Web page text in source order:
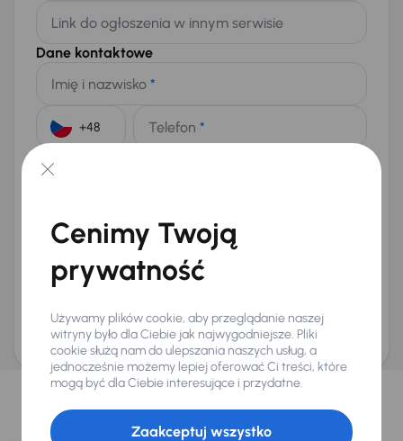
Link do ogłoszenia w innym serwisie
Dane kontaktowe
Imię i nazwisko *
Telefon *
E-mail
Na numer telefonu (opcjonalnie)
Wyślij zapytanie
ani zagwarantowaną dostępnością pojazdu. AURES Holdings a.s., z siedzibą
Dopraváků 874/15, Čimice, 184 00 Praga 8, będzie przechowywać i przetwarzać
Twoje dane osobowe zgodnie z zasadami ochrony i przetwarzaniadanych
osobowych
Wybraliśmy dla Ciebie
Wybieramy dla Ciebienajlepsze pojazdyz naszej oferty. Kupimy
dla Ciebiedo 400 pojazdówkażdego dnia.
Cenimy Twoją
prywatność
Używamy plików cookie, aby przeglądanie naszej
witryny było dla Ciebie jak najwygodniejsze. Pliki
cookie służą nam do ulepszania naszych usług, a
jednocześnie możemy lepiej oferować Ci treści, które
mogą być dla Ciebie interesujące i przydatne.
Zaakceptuj wszystko